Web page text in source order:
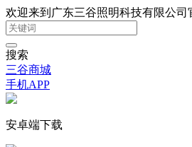
欢迎来到广东三谷照明科技有限公司
搜索
三谷商城
手机APP
安卓端下载